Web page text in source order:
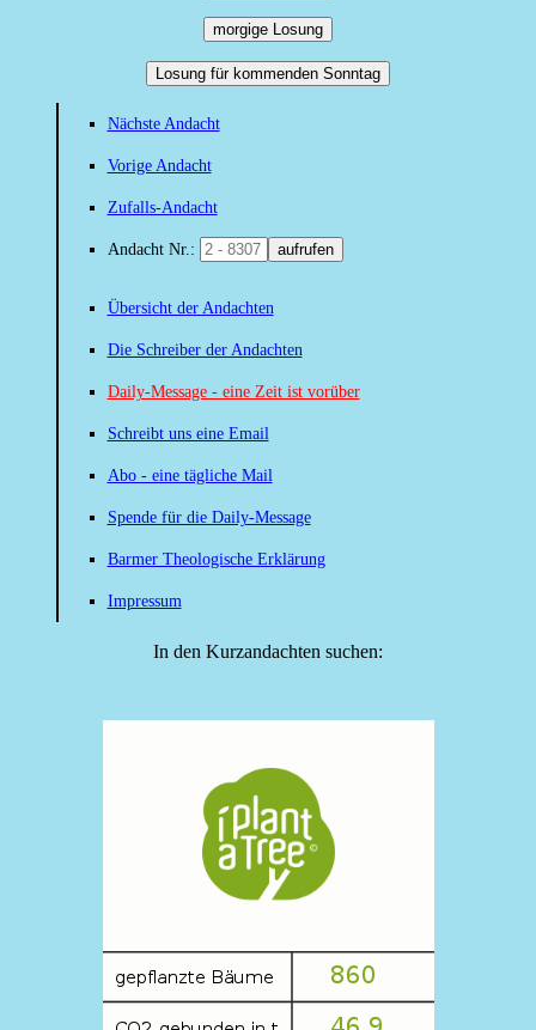
morgige Losung
Losung für kommenden Sonntag
Nächste Andacht
Vorige Andacht
Zufalls-Andacht
Andacht Nr.: aufrufen
Übersicht der Andachten
Die Schreiber der Andachten
Daily-Message - eine Zeit ist vorüber
Schreibt uns eine Email
Abo - eine tägliche Mail
Spende für die Daily-Message
Barmer Theologische Erklärung
Impressum
In den Kurzandachten suchen: